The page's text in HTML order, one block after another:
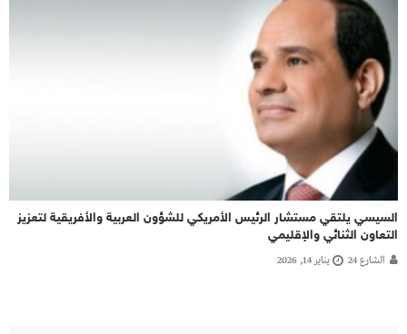
السيسي يلتقي مستشار الرئيس الأمريكي للشؤون العربية والأفريقية لتعزيز
التعاون الثنائي والإقليمي
الشارع 24 يناير 14, 2026